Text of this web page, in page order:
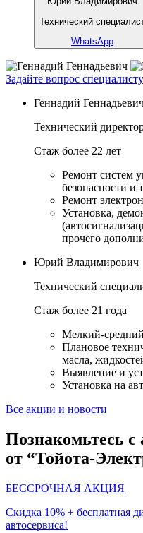
Технический
WhatsApp
Задайте вопрос специалисту
Геннадий
Технический
Стаж более 22 лет
Ремонт систем
безопасности и
Ремонт
Установка,
прочего
Юрий Владимирович
Технический
Стаж более 21 года
Мелкий-
Плановое
масла,
Выявление и
Установка на
Все акции и новости
Познакомьтесь
от “Тойота-
БЕССРОЧНАЯ АКЦИЯ
Скидка 10% + бесплатная
автосервиса!